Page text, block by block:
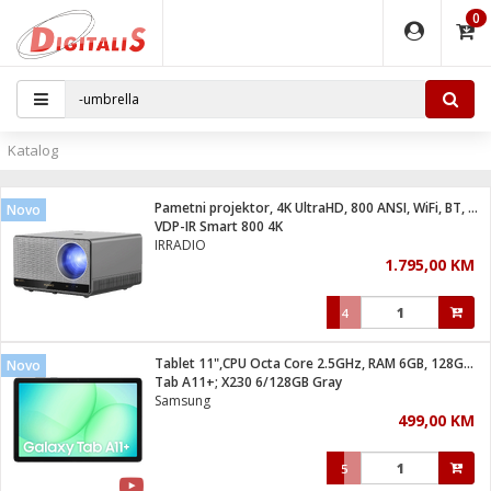
0
pribor
i pribor
/ G4
svjetla
grla
- Analogija
- IP
IP kamere
IP
Katalog
Novo
Pametni projektor, 4K UltraHD, 800 ANSI, WiFi, BT, Android
VDP-IR Smart 800 4K
IRRADIO
1.795,00 KM
4
Novo
Tablet 11",CPU Octa Core 2.5GHz, RAM 6GB, 128GB, 7040mAh
Tab A11+; X230 6/128GB Gray
Samsung
499,00 KM
5